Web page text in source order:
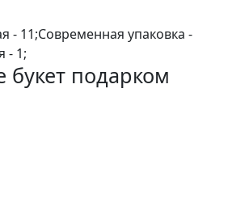
- 11;Современная упаковка -
- 1;
букет подарком